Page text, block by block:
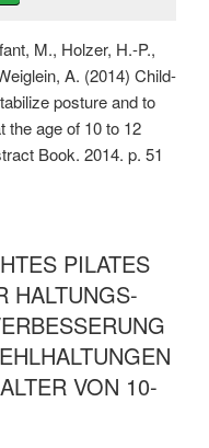
M., Holzer, H.-P.,
A. (2014) Child-
posture and to
the age of 10 to 12
Book. 2014. p. 51
PILATES
HALTUNGS-
VON 10-